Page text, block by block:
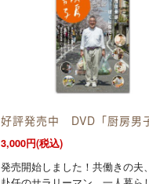
好評発売中 DVD「厨房男
3,000円(税込)
発売開始しました！共働きの夫